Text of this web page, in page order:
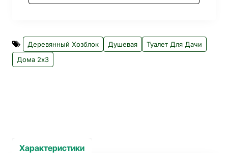
Деревянный Хозблок Душевая
Туалет Для Дачи
Дома 2х3
Характеристики